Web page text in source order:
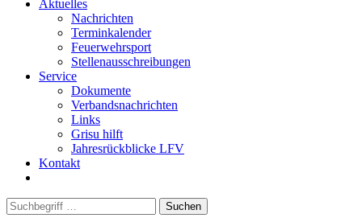
Aktuelles
Nachrichten
Terminkalender
Feuerwehrsport
Stellenausschreibungen
Service
Dokumente
Verbandsnachrichten
Links
Grisu hilft
Jahresrückblicke LFV
Kontakt
Suchen